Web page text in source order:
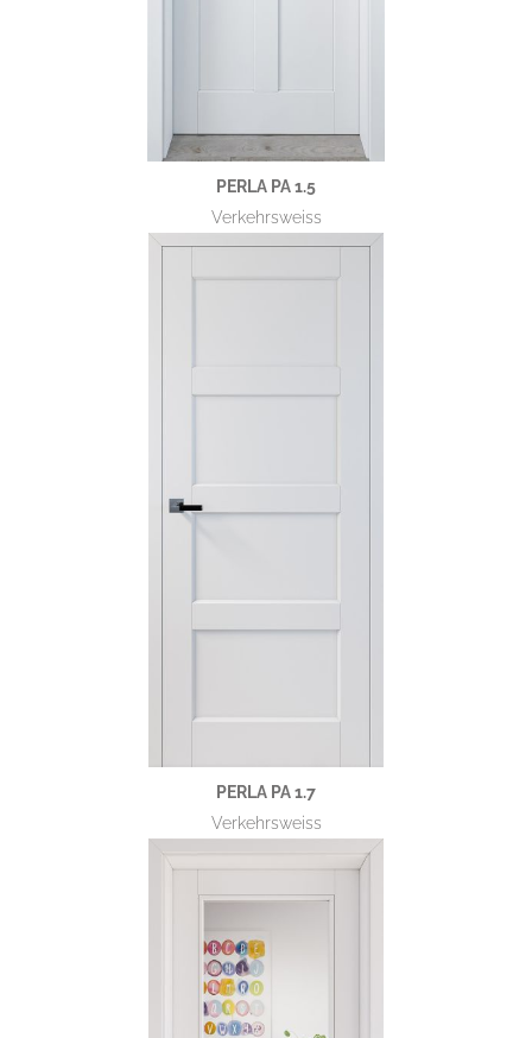
PERLA PA 1.5
Verkehrsweiss
PERLA PA 1.7
Verkehrsweiss